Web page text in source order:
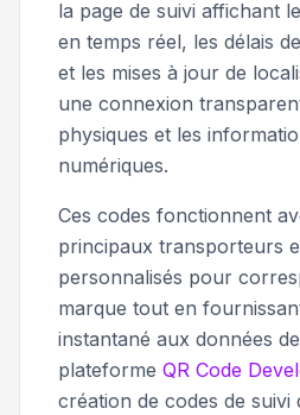
la page de suivi affichant
en temps réel, les délais
et les mises à jour de
une connexion
physiques et les
numériques.
Ces codes fonctionnent
principaux transporteurs
personnalisés pour
marque tout en
instantané aux données
plateforme QR Code
création de codes de